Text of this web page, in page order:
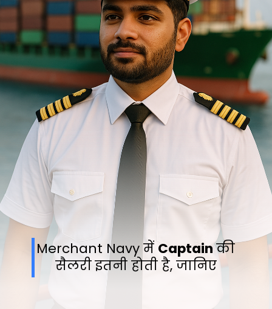
Merchant Navy में Captainकी
सैलरी इतनी होती है, जानिए